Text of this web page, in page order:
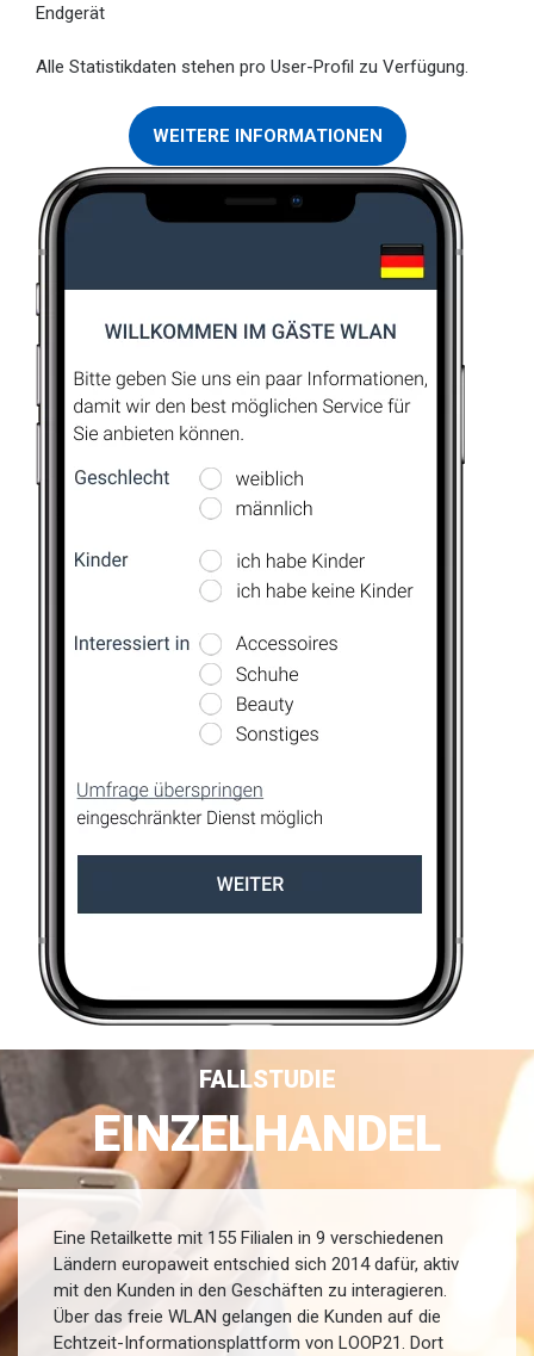
Endgerät
Alle Statistikdaten stehen pro User-Profil zu Verfügung.
WEITERE INFORMATIONEN
FALLSTUDIE
EINZELHANDEL
Eine Retailkette mit 155 Filialen in 9 verschiedenen
Ländern europaweit entschied sich 2014 dafür, aktiv
mit den Kunden in den Geschäften zu interagieren.
Über das freie WLAN gelangen die Kunden auf die
Echtzeit-Informationsplattform von LOOP21. Dort